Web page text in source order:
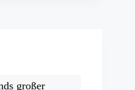
großer